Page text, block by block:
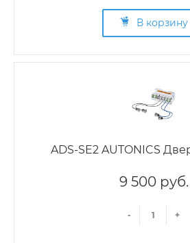
В корзину
ADS-SE2 AUTONICS
9 500 руб.
- +